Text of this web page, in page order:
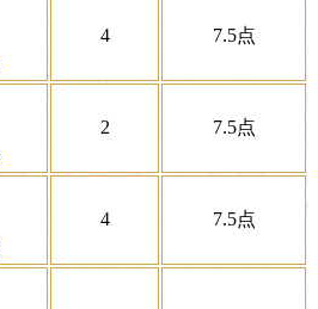
4 7.5点
2 7.5点
4 7.5点